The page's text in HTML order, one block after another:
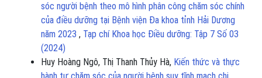
sóc người bệnh theo mô hình phân công chăm sóc chính
của điều dưỡng tại Bệnh viện Đa khoa tỉnh Hải Dương
năm 2023 , Tạp chí Khoa học Điều dưỡng: Tập 7 Số 03
(2024)
Huy Hoàng Ngô, Thị Thanh Thủy Hà, Kiến thức và thực